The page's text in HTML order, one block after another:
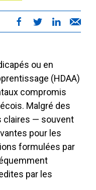
ou en
(HDAA)
compromis
Malgré des
claires — souvent
pour les
formulées par
par les